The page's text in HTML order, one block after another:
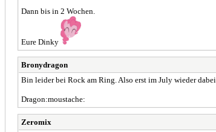
Dann bis in 2 Wochen.
Eure Dinky
Bronydragon
Bin leider bei Rock am Ring. Also erst im July wieder dabei.
Dragon:moustache:
Zeromix